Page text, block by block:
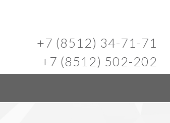
+7 (8512) 34-71-71
+7 (8512) 502-202